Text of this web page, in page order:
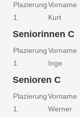
PlazierungVorname
1.
Kurt
Seniorinnen C
PlazierungVorname
1.
Inge
Senioren C
PlazierungVorname
1.
Werner